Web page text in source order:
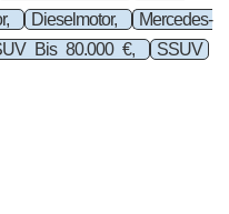
Dieselmotor,
Mercedes-
Bis 80.000 €, SSUV